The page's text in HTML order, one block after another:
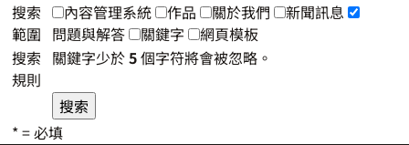
搜索
範圍
內容管理系統 作品 關於我們
新聞訊息
問題與解答
關鍵字
網頁模板
搜索
規則
關鍵字少於5個字符將會被忽略。
* = 必填